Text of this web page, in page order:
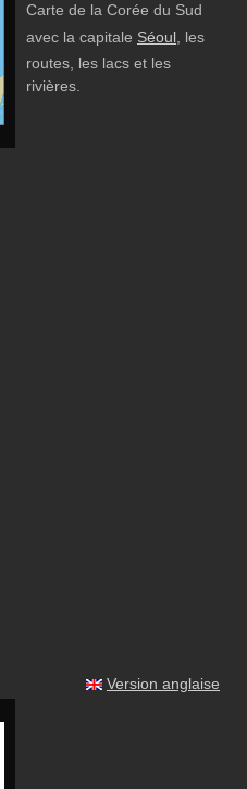
Carte de la Corée du Sud
avec la capitale Séoul , les
routes, les lacs et les
rivières.
Version anglaise